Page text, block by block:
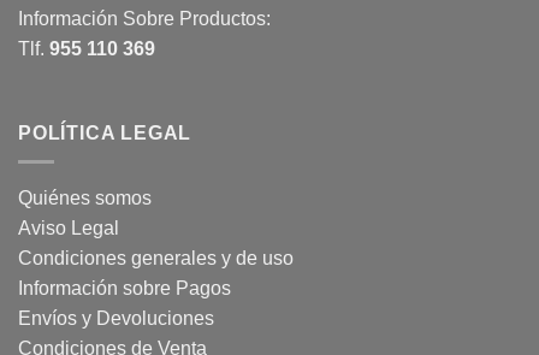
Información Sobre Productos:
Tlf. 955 110 369
POLÍTICA LEGAL
Quiénes somos
Aviso Legal
Condiciones generales y de uso
Información sobre Pagos
Envíos y Devoluciones
Condiciones de Venta